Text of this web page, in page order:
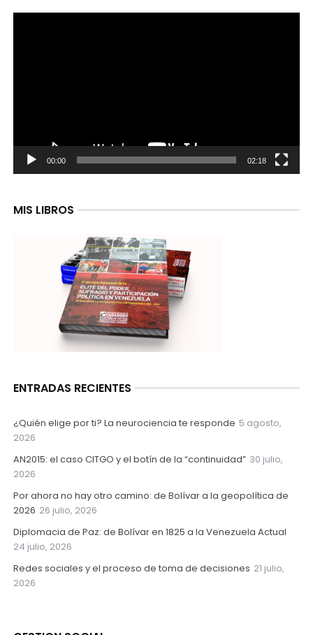
00:00 02:18
MIS LIBROS
ENTRADAS RECIENTES
¿Quién elige por ti? La neurociencia te responde 5 agosto,
2026
AN2015: el caso CITGO y el botín de la “continuidad” 30 julio,
2026
Por ahora no hay otro camino: de Bolívar a la geopolítica de
2026 26 julio, 2026
Diplomacia de Paz: de Bolívar en 1825 a la Venezuela Actual
24 julio, 2026
Redes sociales y el proceso de toma de decisiones 21 julio,
2026